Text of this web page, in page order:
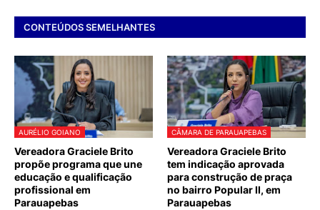
CONTEÚDOS SEMELHANTES
AURÉLIO GOIANO
Vereadora Graciele Brito
propõe programa que une
educação e qualificação
profissional em
Parauapebas
CÂMARA DE PARAUAPEBAS
Vereadora Graciele Brito
tem indicação aprovada
para construção de praça
no bairro Popular II, em
Parauapebas